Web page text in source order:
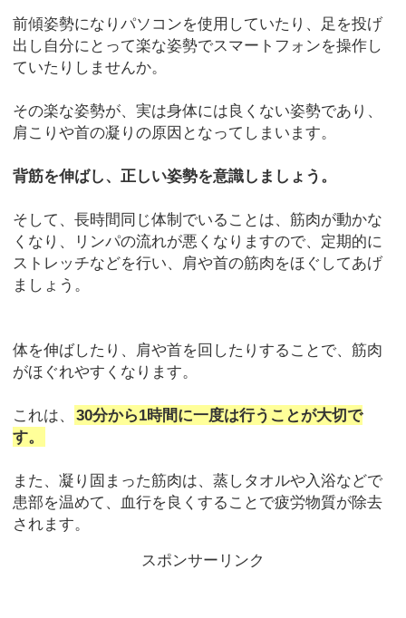
前傾姿勢になりパソコンを使用していたり、足を投げ
出し自分にとって楽な姿勢でスマートフォンを操作し
ていたりしませんか。
その楽な姿勢が、実は身体には良くない姿勢であり、
肩こりや首の凝りの原因となってしまいます。
背筋を伸ばし、正しい姿勢を意識しましょう。
そして、長時間同じ体制でいることは、筋肉が動かな
くなり、リンパの流れが悪くなりますので、定期的に
ストレッチなどを行い、肩や首の筋肉をほぐしてあげ
ましょう。
体を伸ばしたり、肩や首を回したりすることで、筋肉
がほぐれやすくなります。
これは、
30分から1時間に一度は行うことが大切で
す。
また、凝り固まった筋肉は、蒸しタオルや入浴などで
患部を温めて、血行を良くすることで疲労物質が除去
されます。
スポンサーリンク